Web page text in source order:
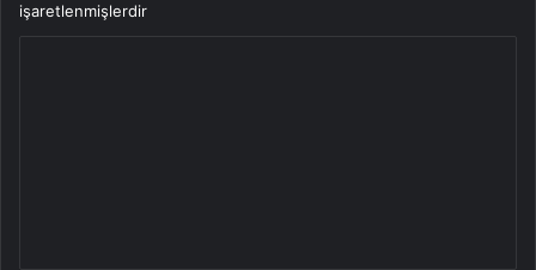
işaretlenmişlerdir